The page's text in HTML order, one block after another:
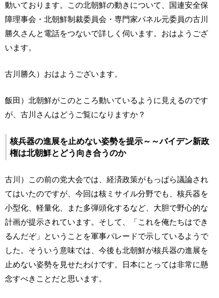
動いております。この北朝鮮の動きについて、国連安全保
障理事会・北朝鮮制裁委員会・専門家パネル元委員の古川
勝久さんと電話をつないで詳しく伺います。おはようござ
います。
古川勝久）おはようございます。
飯田）北朝鮮がこのところ動いているように見えるのです
が、古川さんはどうご覧になりますか？
核兵器の進展を止めない姿勢を提示～～バイデン新政
権は北朝鮮とどう向き合うのか
古川）この前の党大会では、経済政策がもっぱら議論され
てはいたのですが、今回は核ミサイル分野でも、核兵器を
小型化、軽量化、また多弾頭化するなど、大胆で野心的な
計画が提示されています。そして、「これを俺たちはでき
るんだぞ」ということを軍事パレードで示しているようで
した。そういう意味では、今後も北朝鮮が核兵器の進展を
止めない姿勢を見せたわけです。日本にとっては非常に懸
念すべきことだと思います。